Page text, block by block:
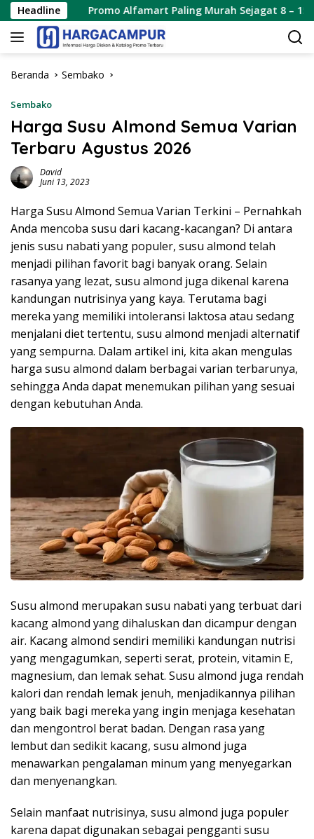
Langsung
ke
konten
Headline
Promo Alfamart Paling Murah Sejagat 8 – 15 Agustus
Beranda Sembako
Sembako
Harga Susu Almond Semua Varian
Terbaru Agustus 2026
David
Juni 13, 2023
Harga Susu Almond Semua Varian Terkini – Pernahkah
Anda mencoba susu dari kacang-kacangan? Di antara
jenis susu nabati yang populer, susu almond telah
menjadi pilihan favorit bagi banyak orang. Selain
rasanya yang lezat, susu almond juga dikenal karena
kandungan nutrisinya yang kaya. Terutama bagi
mereka yang memiliki intoleransi laktosa atau sedang
menjalani diet tertentu, susu almond menjadi alternatif
yang sempurna. Dalam artikel ini, kita akan mengulas
harga susu almond dalam berbagai varian terbarunya,
sehingga Anda dapat menemukan pilihan yang sesuai
dengan kebutuhan Anda.
Susu almond merupakan susu nabati yang terbuat dari
kacang almond yang dihaluskan dan dicampur dengan
air. Kacang almond sendiri memiliki kandungan nutrisi
yang mengagumkan, seperti serat, protein, vitamin E,
magnesium, dan lemak sehat. Susu almond juga rendah
kalori dan rendah lemak jenuh, menjadikannya pilihan
yang baik bagi mereka yang ingin menjaga kesehatan
dan mengontrol berat badan. Dengan rasa yang
lembut dan sedikit kacang, susu almond juga
menawarkan pengalaman minum yang menyegarkan
dan menyenangkan.
Selain manfaat nutrisinya, susu almond juga populer
karena dapat digunakan sebagai pengganti susu